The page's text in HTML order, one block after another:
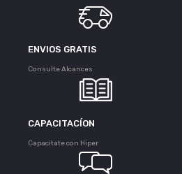
ENVIOS GRATIS
Consulte Alcances
CAPACITACÍON
Capacitate con Hiper